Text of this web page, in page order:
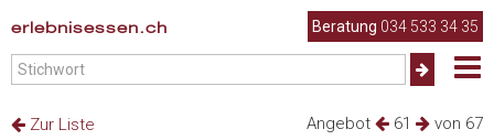
erlebnisessen.ch Beratung 034 533 34 35
Angebot 61 von 67
Zur Liste